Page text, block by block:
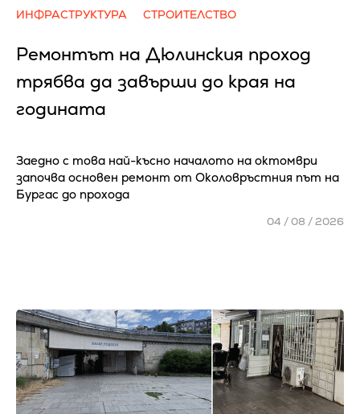
ИНФРАСТРУКТУРА СТРОИТЕЛСТВО
Ремонтът на Дюлинския проход
трябва да завърши до края на
годината
Заедно с това най-късно началото на октомври
започва основен ремонт от Околовръстния път на
Бургас до прохода
04 / 08 / 2026